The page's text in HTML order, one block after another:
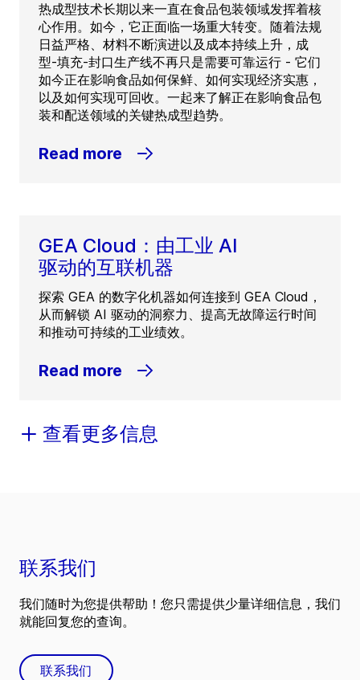
热成型技术长期以来一直在食品包装领域发挥着核
心作用。如今，它正面临一场重大转变。随着法规
日益严格、材料不断演进以及成本持续上升，成
型-填充-封口生产线不再只是需要可靠运行 - 它们
如今正在影响食品如何保鲜、如何实现经济实惠，
以及如何实现可回收。一起来了解正在影响食品包
装和配送领域的关键热成型趋势。
Read more
GEA Cloud：由工业 AI
驱动的互联机器
探索 GEA 的数字化机器如何连接到 GEA Cloud，
从而解锁 AI 驱动的洞察力、提高无故障运行时间
和推动可持续的工业绩效。
Read more
查看更多信息
联系我们
我们随时为您提供帮助！您只需提供少量详细信息，我们
就能回复您的查询。
联系我们